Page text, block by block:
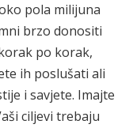
pola milijuna
brzo donositi
po korak,
ih poslušati ali
i savjete. Imajte
ciljevi trebaju